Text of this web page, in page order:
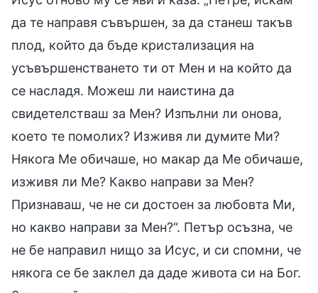
да те направя съвършен, за да станеш такъв
плод, който да бъде кристализация на
усъвършенстването ти от Мен и на който да
се насладя. Можеш ли наистина да
свидетелстваш за Мен? Изпълни ли онова,
което те помолих? Изживя ли думите Ми?
Някога Ме обичаше, но макар да Ме обичаше,
изживя ли Ме? Какво направи за Мен?
Признаваш, че не си достоен за любовта Ми,
но какво направи за Мен?“. Петър осъзна, че
не бе направил нищо за Исус, и си спомни, че
някога се бе заклел да даде живота си на Бог.